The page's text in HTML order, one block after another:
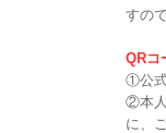
すの
QRコ
①公
②本人
に、